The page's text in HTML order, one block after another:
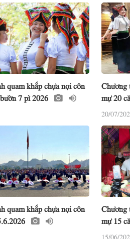
quam khắp chựa nọi côn
7 pì 2026
Chương
mự 20
20/07/
quam khắp chựa nọi côn
Chương
mự 15
15/06/